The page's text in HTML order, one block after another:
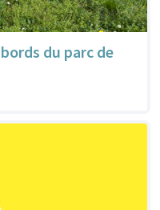
du parc de